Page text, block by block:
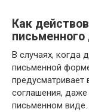
Как
письменного
В случаях, когда
письменной
предусматривает
соглашения, даже
письменном